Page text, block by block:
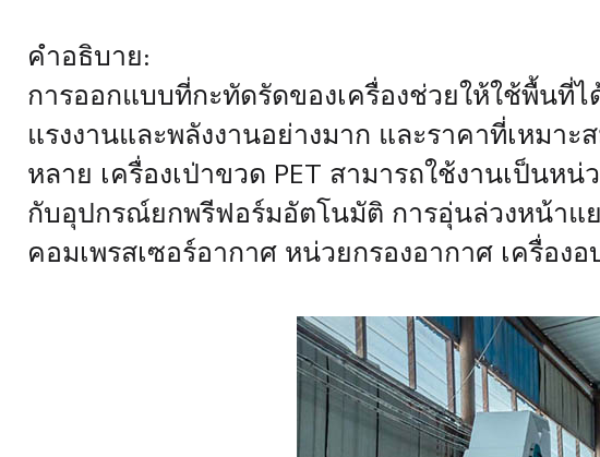
คำอธิบาย:
การออกแบบที่กะทัดรัดของเครื่องช่วยให้ใช้พื้นที่
แรงงานและพลังงานอย่างมาก และราคาที่เหมา
หลาย เครื่องเป่าขวด PET สามารถใช้งานเป็นห
กับอุปกรณ์ยกพรีฟอร์มอัตโนมัติ การอุ่นล่วงหน้าแ
คอมเพรสเซอร์อากาศ หน่วยกรองอากาศ เครื่อง